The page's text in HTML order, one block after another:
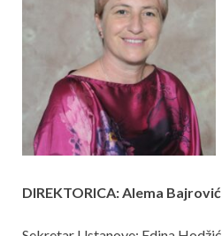
DIREKTORICA: Alema Bajrović